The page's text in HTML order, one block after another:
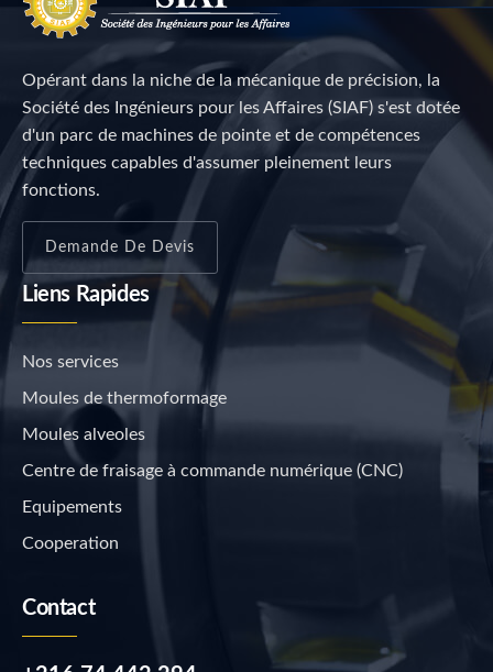
Opérant dans la niche de la mécanique de précision, la
Société des Ingénieurs pour les Affaires (SIAF) s'est dotée
d'un parc de machines de pointe et de compétences
techniques capables d'assumer pleinement leurs
fonctions.
Demande De Devis
Liens Rapides
Nos services
Moules de thermoformage
Moules alveoles
Centre de fraisage à commande numérique (CNC)
Equipements
Cooperation
Contact